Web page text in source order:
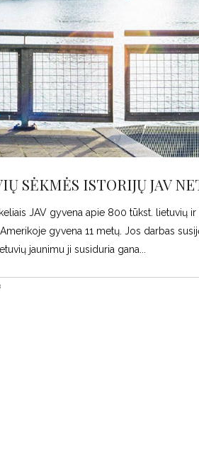
SĖKMĖS ISTORIJŲ JAV
JAV gyvena apie 800 tūkst. lietuvių
gyvena 11 metų. Jos darbas
jaunimu ji susiduria gana